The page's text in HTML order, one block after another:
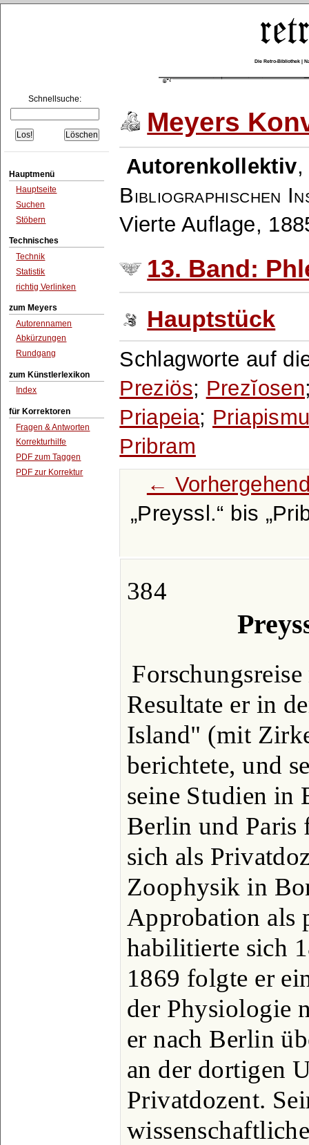
Die Retro-Bibliothek |
Schnellsuche:
Hauptmenü
Hauptseite
Suchen
Stöbern
Technisches
Technik
Statistik
richtig Verlinken
zum Meyers
Autorennamen
Abkürzungen
Rundgang
zum Künstlerlexikon
Index
für Korrektoren
Fragen & Antworten
Korrekturhilfe
PDF zum Taggen
PDF zur Korrektur
Meyers
Autorenkollektiv
Bibliographischen
Vierte Auflage,
13. Band:
Hauptstück
Schlagworte auf
Preziös; Prezĭosen
Priapeia;
Pribram
←
Preyssl.
bis
384
Resultate er in
Island" (mit
berichtete, und
seine Studien in
Berlin und Paris
sich als
Zoophysik in
Approbation als
habilitierte sich
1869 folgte er
der Physiologie
er nach Berlin
an der dortigen
Privatdozent.